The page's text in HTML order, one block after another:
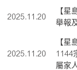
2025.11.20
【星
舉報
2025.11.20
【星
1144
屬家